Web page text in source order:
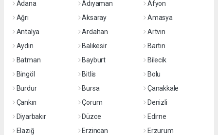
Adana Adıyaman
Afyon
Ağrı
Aksaray
Amasya
Antalya
Ardahan
Artvin
Aydın
Balıkesir
Bartın
Batman
Bayburt
Bilecik
Bingöl
Bitlis
Bolu
Burdur
Bursa
Çanakkale
Çankırı
Çorum
Denizli
Diyarbakır
Düzce
Edirne
Elazığ
Erzincan
Erzurum